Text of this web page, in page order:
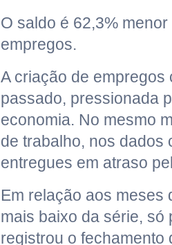
O saldo é 62,3%
empregos.
A criação de empregos
passado, pressionada
economia. No mesmo
de trabalho, nos dados
entregues em atraso
Em relação aos meses
mais baixo da série, só
registrou o fechamento